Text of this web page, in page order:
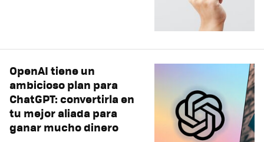
OpenAI tiene un
ambicioso plan para
ChatGPT: convertirla en
tu mejor aliada para
ganar mucho dinero